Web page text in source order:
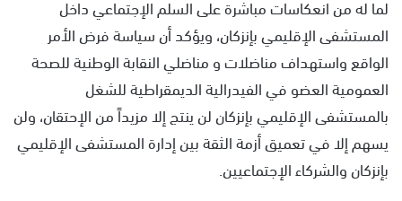
لما له من انعكاسات مباشرة على السلم الإجتماعي داخل
المستشفى الإقليمي بإنزكان، ويؤكد أن سياسة فرض الأمر
الواقع واستهداف مناضلات و مناضلي النقابة الوطنية للصحة
العمومية العضو في الفيدرالية الديمقراطية للشغل
بالمستشفى الإقليمي بإنزكان لن ينتج إلا مزيداً من الإحتقان، ولن
يسهم إلا في تعميق أزمة الثقة بين إدارة المستشفى الإقليمي
بإنزكان والشركاء الإجتماعيين.